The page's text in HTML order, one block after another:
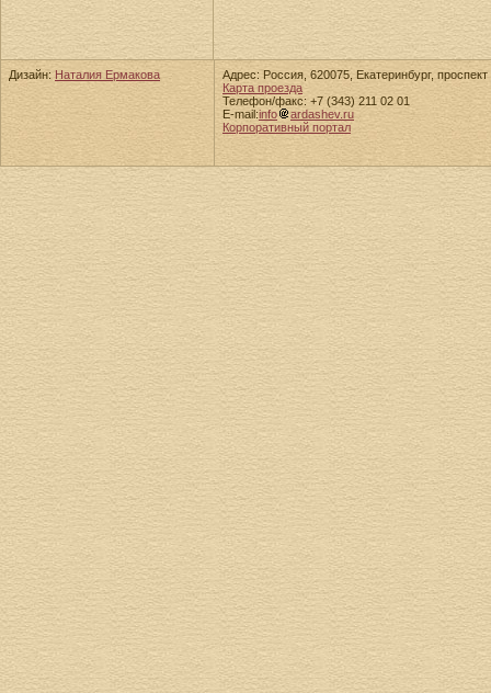
Дизайн: Наталия Ермакова
Адрес: Россия, 620075, Екатеринбург,
Карта проезда
Телефон/факс: +7 (343) 211 02 01
E-mail:info
ardashev.ru
Корпоративный портал